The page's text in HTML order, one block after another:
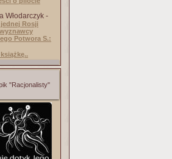
Włodarczyk -
jednej Rosji
Potwora S.:
"Racjonalisty"